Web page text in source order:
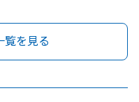
ック / ＡＭＡＣｌｉｎ
覧を見る